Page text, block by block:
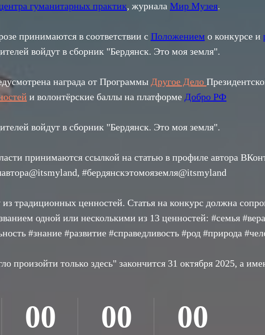
гуманитарных практик, журнала Мир Музея.
принимаются в соответствии с Положением о конкурсе и
войдут в сборник "Бердянск. Это моя земля".
награда от Программы Другое Дело
и волонтёрские баллы на платформе Добро РФ
войдут в сборник "Бердянск. Это моя земля".
принимаются ссылкой на статью в профиле автора
#бердянскэтомояземля@itsmyland
традиционных ценностей. Статья на конкурс должна
одной или несколькими из 13 ценностей: #семья
#знание #развитие #справедливость #род #природа
произойти только здесь" закончится 31 октября 2025, а
00 00 00